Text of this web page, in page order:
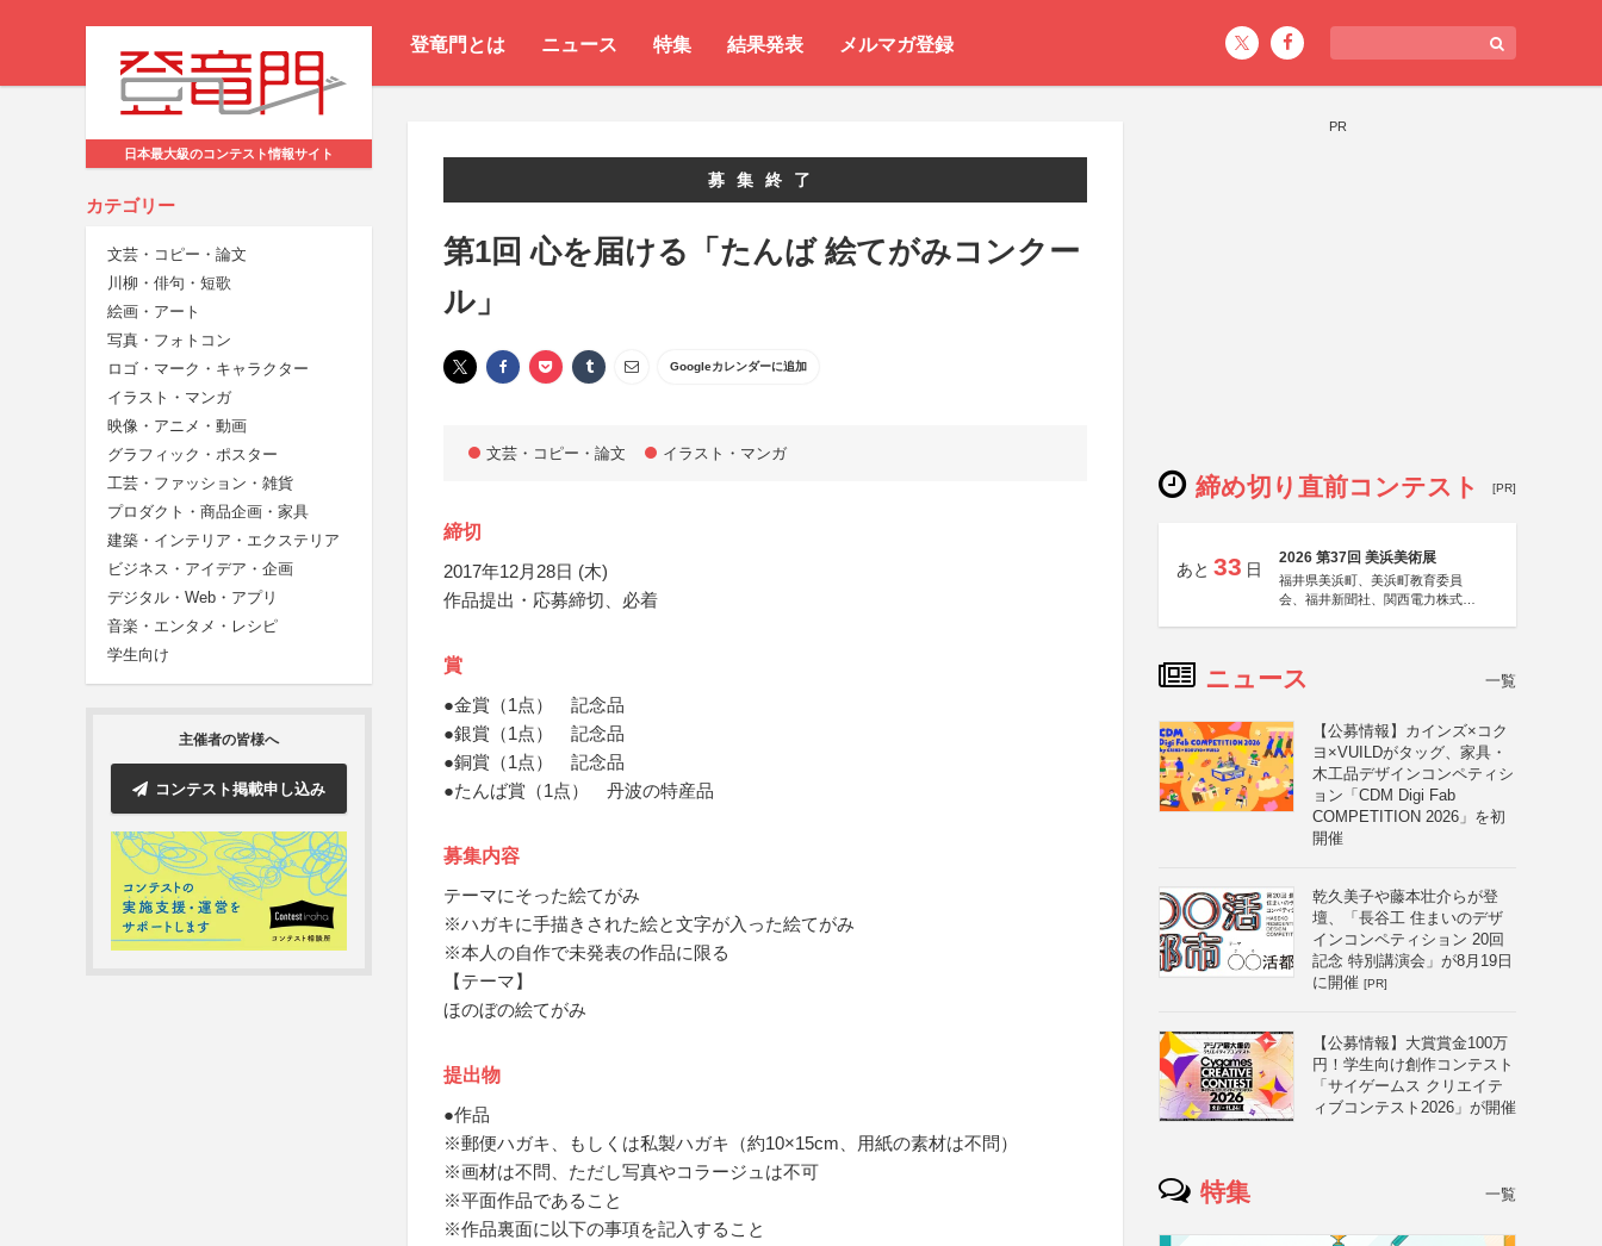
登竜門とは ニュース 特集 結果発表 メルマガ登録
日本最大級のコンテスト情報サイト
カテゴリー
文芸・コピー・論文
川柳・俳句・短歌
絵画・アート
写真・フォトコン
ロゴ・マーク・キャラクター
イラスト・マンガ
映像・アニメ・動画
グラフィック・ポスター
工芸・ファッション・雑貨
プロダクト・商品企画・家具
建築・インテリア・エクステリア
ビジネス・アイデア・企画
デジタル・Web・アプリ
音楽・エンタメ・レシピ
学生向け
主催者の皆様へ
コンテスト掲載申し込み
募集終了
第1回 心を届ける「たんば 絵てがみコンクー
ル」
Googleカレンダーに追加
文芸・コピー・論文 イラスト・マンガ
締切
2017年12月28日 (木)
作品提出・応募締切、必着
賞
●金賞（1点） 記念品
●銀賞（1点） 記念品
●銅賞（1点） 記念品
●たんば賞（1点） 丹波の特産品
募集内容
テーマにそった絵てがみ
※ハガキに手描きされた絵と文字が入った絵てがみ
※本人の自作で未発表の作品に限る
【テーマ】
ほのぼの絵てがみ
提出物
●作品
※郵便ハガキ、もしくは私製ハガキ（約10×15cm、用紙の素材は不問）
※画材は不問、ただし写真やコラージュは不可
※平面作品であること
※作品裏面に以下の事項を記入すること
PR
締め切り直前コンテスト [PR]
あと 33 日
2026 第37回 美浜美術展
福井県美浜町、美浜町教育委員
会、福井新聞社、関西電力株式会
ニュース 一覧
【公募情報】カインズ×コク
ヨ×VUILDがタッグ、家具・
木工品デザインコンペティシ
ョン「CDM Digi Fab
COMPETITION 2026」を初
開催
乾久美子や藤本壮介らが登
壇、「長谷工 住まいのデザ
インコンペティション 20回
記念 特別講演会」が8月19日
に開催 [PR]
【公募情報】大賞賞金100万
円！学生向け創作コンテスト
「サイゲームス クリエイテ
ィブコンテスト2026」が開催
特集 一覧